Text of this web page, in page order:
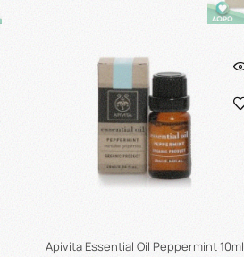
Apivita Essential Oil Peppermint 10ml